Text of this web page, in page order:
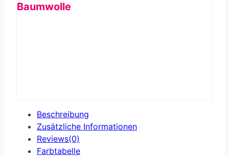
Baumwolle
Beschreibung
Zusätzliche Informationen
Reviews(0)
Farbtabelle